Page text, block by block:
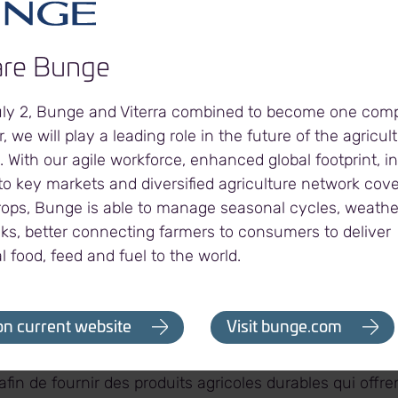
du prix d’achat convenu et d’une partie du fonds de
du solde du fonds de roulement sera assuré
de financement engagées et de l’encaisse, y
existantes non utilisées s’élevant à environ 3,6
2021. »
soumise aux conditions de clôture habituelles et aux
devrait être clôturée au cours du second semestre
reconnaissons le pouvoir de créer des liens. Grâce à
pointe entièrement intégré, nous mettons en lien
de fournir des produits agricoles durables qui
Bunge
2, Bunge and Viterra combined to become one
we will play a leading role in the future of the
With our agile workforce, enhanced global footprint,
key markets and diversified agriculture network
Bunge is able to manage seasonal cycles,
better connecting farmers to consumers to deliver
food, feed and fuel to the world.
current website Visit bunge.com